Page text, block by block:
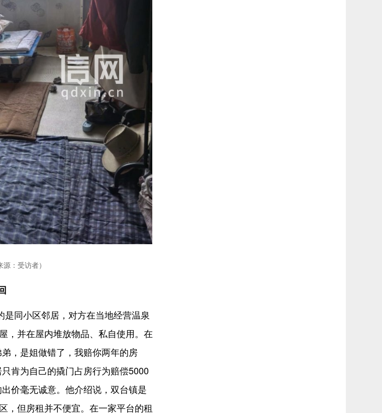
：受访者）
同小区邻居，对方在当地经营温泉
，并在屋内堆放物品、私自使用。在
，是姐做错了，我赔你两年的房
肯为自己的撬门占房行为赔偿5000
价毫无诚意。他介绍说，双台镇是
，但房租并不便宜。在一家平台的租